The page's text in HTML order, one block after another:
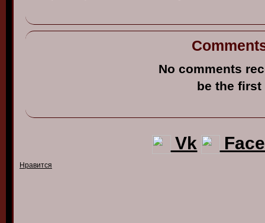
No comments
be the first
Vk
Нравится